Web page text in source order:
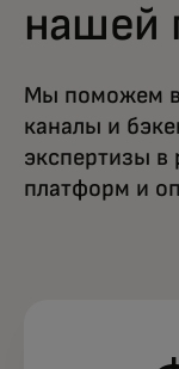
нашей
Мы поможем
каналы и
экспертизы в
платформ и